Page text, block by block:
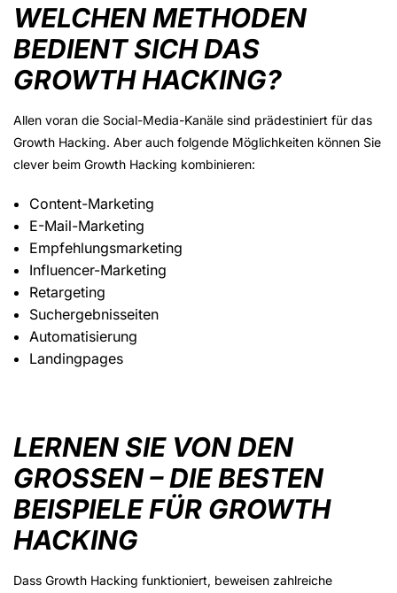
WELCHEN METHODEN
BEDIENT SICH DAS
GROWTH HACKING?
Allen voran die Social-Media-Kanäle sind prädestiniert für das
Growth Hacking. Aber auch folgende Möglichkeiten können Sie
clever beim Growth Hacking kombinieren:
Content-Marketing
E-Mail-Marketing
Empfehlungsmarketing
Influencer-Marketing
Retargeting
Suchergebnisseiten
Automatisierung
Landingpages
LERNEN SIE VON DEN
GROSSEN – DIE BESTEN B
EISPIELE FÜR GROWTH H
ACKING
Dass Growth Hacking funktioniert, beweisen zahlreiche